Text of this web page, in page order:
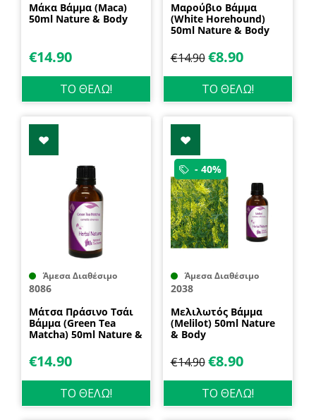
Μάκα Βάμμα (Maca)
50ml Nature & Body
€14.90
ΤΟ ΘΕΛΩ!
Μαρούβιο Βάμμα
(White Horehound)
50ml Nature & Body
€14.90 €8.90
ΤΟ ΘΕΛΩ!
Άμεσα Διαθέσιμο
8086
Μάτσα Πράσινο Τσάι
Βάμμα (Green Tea
Matcha) 50ml Nature &
€14.90
ΤΟ ΘΕΛΩ!
- 40%
Άμεσα Διαθέσιμο
2038
Μελιλωτός Βάμμα
(Melilot) 50ml Nature
& Body
€14.90 €8.90
ΤΟ ΘΕΛΩ!